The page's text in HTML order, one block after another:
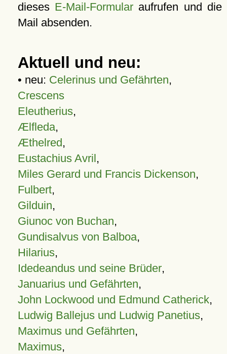
dieses E-Mail-Formular aufrufen und die
Mail absenden.
Aktuell und neu:
• neu: Celerinus und Gefährten,
Crescens
Eleutherius,
Ælfleda,
Æthelred,
Eustachius Avril,
Miles Gerard und Francis Dickenson,
Fulbert,
Gilduin,
Giunoc von Buchan,
Gundisalvus von Balboa,
Hilarius,
Idedeandus und seine Brüder,
Januarius und Gefährten,
John Lockwood und Edmund Catherick,
Ludwig Ballejus und Ludwig Panetius,
Maximus und Gefährten,
Maximus,